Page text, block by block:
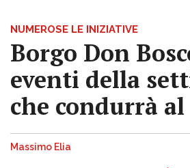
NUMEROSE LE INIZIATIVE
Borgo Don
eventi della
che condurrà
Massimo Elia